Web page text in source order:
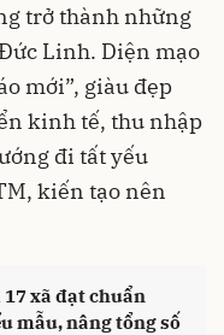
trở thành những
Linh. Diện mạo
mới”, giàu đẹp
kinh tế, thu nhập
đi tất yếu
kiến tạo nên
xã đạt chuẩn
mẫu, nâng tổng số